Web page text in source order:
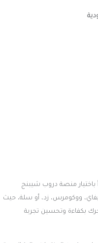
باختيار منصة دروب شيبنج
ووكومرس، زد، أو سلة، حيث
بكفاءة وتحسين تجربة